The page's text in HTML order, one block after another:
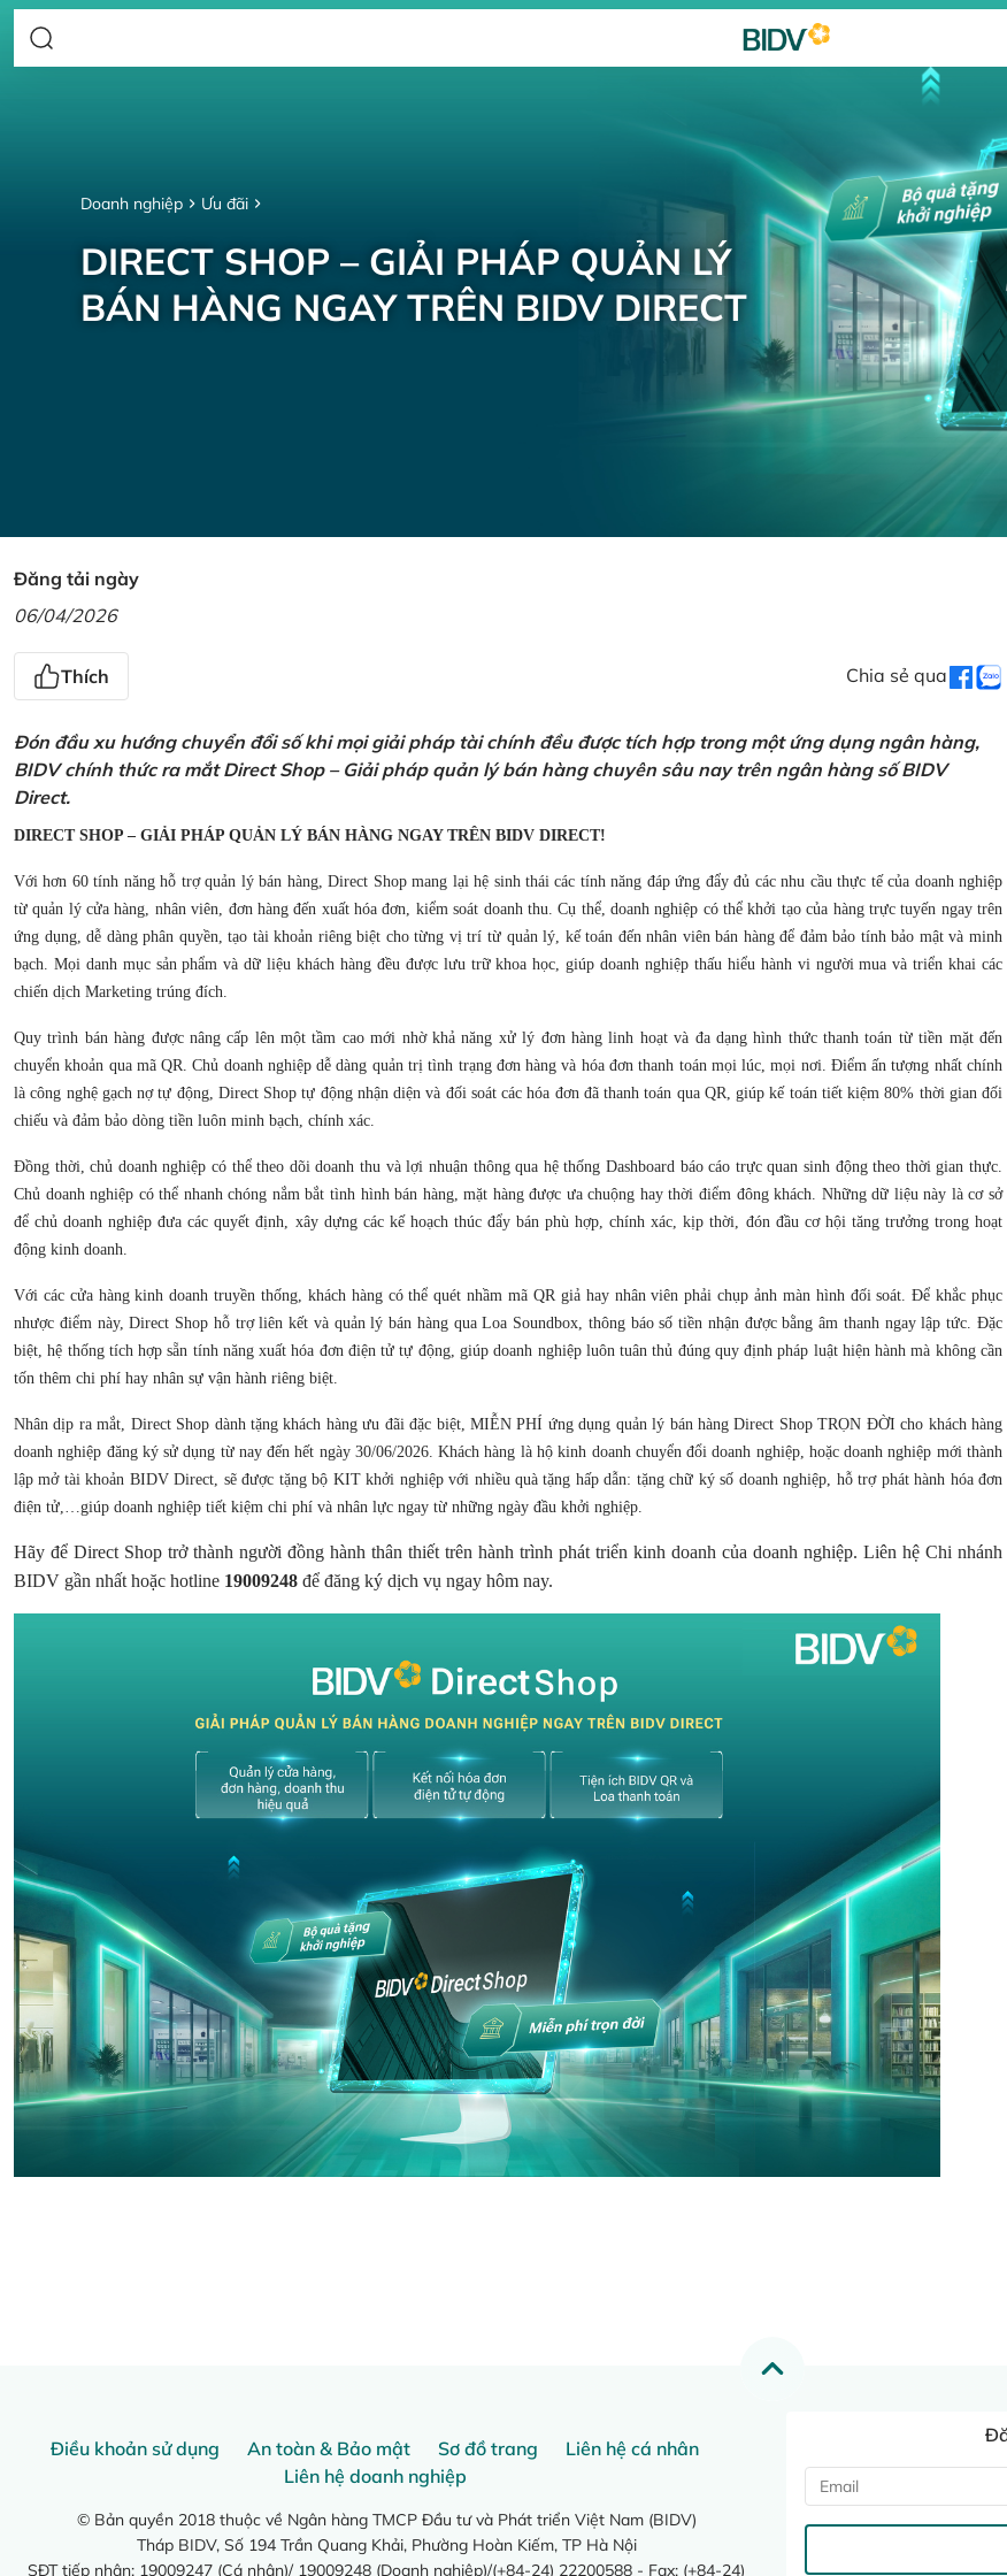
Doanh nghiệp Ưu đãi
DIRECT SHOP – GIẢI PHÁP QUẢN LÝ
BÁN HÀNG NGAY TRÊN BIDV DIRECT
Đăng tải ngày
06/04/2026
Thích Chia sẻ qua
Đón đầu xu hướng chuyển đổi số khi mọi giải pháp tài chính đều được tích hợp trong một ứng dụng ngân hàng,
BIDV chính thức ra mắt Direct Shop – Giải pháp quản lý bán hàng chuyên sâu nay trên ngân hàng số BIDV
Direct.
DIRECT SHOP – GIẢI PHÁP QUẢN LÝ BÁN HÀNG NGAY TRÊN BIDV DIRECT!
Với hơn 60 tính năng hỗ trợ quản lý bán hàng, Direct Shop mang lại hệ sinh thái các tính năng đáp ứng đẩy đủ các nhu cầu thực tế của doanh nghiệp
từ quản lý cửa hàng, nhân viên, đơn hàng đến xuất hóa đơn, kiểm soát doanh thu. Cụ thể, doanh nghiệp có thể khởi tạo của hàng trực tuyến ngay trên
ứng dụng, dễ dàng phân quyền, tạo tài khoản riêng biệt cho từng vị trí từ quản lý, kế toán đến nhân viên bán hàng để đảm bảo tính bảo mật và minh
bạch. Mọi danh mục sản phẩm và dữ liệu khách hàng đều được lưu trữ khoa học, giúp doanh nghiệp thấu hiểu hành vi người mua và triển khai các
chiến dịch Marketing trúng đích.
Quy trình bán hàng được nâng cấp lên một tầm cao mới nhờ khả năng xử lý đơn hàng linh hoạt và đa dạng hình thức thanh toán từ tiền mặt đến
chuyển khoản qua mã QR. Chủ doanh nghiệp dễ dàng quản trị tình trạng đơn hàng và hóa đơn thanh toán mọi lúc, mọi nơi. Điểm ấn tượng nhất chính
là công nghệ gạch nợ tự động, Direct Shop tự động nhận diện và đối soát các hóa đơn đã thanh toán qua QR, giúp kế toán tiết kiệm 80% thời gian đối
chiếu và đảm bảo dòng tiền luôn minh bạch, chính xác.
Đồng thời, chủ doanh nghiệp có thể theo dõi doanh thu và lợi nhuận thông qua hệ thống Dashboard báo cáo trực quan sinh động theo thời gian thực.
Chủ doanh nghiệp có thể nhanh chóng nắm bắt tình hình bán hàng, mặt hàng được ưa chuộng hay thời điểm đông khách. Những dữ liệu này là cơ sở
để chủ doanh nghiệp đưa các quyết định, xây dựng các kế hoạch thúc đẩy bán phù hợp, chính xác, kịp thời, đón đầu cơ hội tăng trưởng trong hoạt
động kinh doanh.
Với các cửa hàng kinh doanh truyền thống, khách hàng có thể quét nhầm mã QR giả hay nhân viên phải chụp ảnh màn hình đối soát. Để khắc phục
nhược điểm này, Direct Shop hỗ trợ liên kết và quản lý bán hàng qua Loa Soundbox, thông báo số tiền nhận được bằng âm thanh ngay lập tức. Đặc
biệt, hệ thống tích hợp sẵn tính năng xuất hóa đơn điện tử tự động, giúp doanh nghiệp luôn tuân thủ đúng quy định pháp luật hiện hành mà không cần
tốn thêm chi phí hay nhân sự vận hành riêng biệt.
Nhân dịp ra mắt, Direct Shop dành tặng khách hàng ưu đãi đặc biệt, MIỄN PHÍ ứng dụng quản lý bán hàng Direct Shop TRỌN ĐỜI cho khách hàng
doanh nghiệp đăng ký sử dụng từ nay đến hết ngày 30/06/2026. Khách hàng là hộ kinh doanh chuyển đổi doanh nghiệp, hoặc doanh nghiệp mới thành
lập mở tài khoản BIDV Direct, sẽ được tặng bộ KIT khởi nghiệp với nhiều quà tặng hấp dẫn: tặng chữ ký số doanh nghiệp, hỗ trợ phát hành hóa đơn
điện tử,…giúp doanh nghiệp tiết kiệm chi phí và nhân lực ngay từ những ngày đầu khởi nghiệp.
Hãy để Direct Shop trở thành người đồng hành thân thiết trên hành trình phát triển kinh doanh của doanh nghiệp. Liên hệ Chi nhánh
BIDV gần nhất hoặc hotline 19009248 để đăng ký dịch vụ ngay hôm nay.
Điều khoản sử dụng An toàn & Bảo mật Sơ đồ trang
Liên hệ cá nhân
Liên hệ doanh nghiệp
© Bản quyền 2018 thuộc về Ngân hàng TMCP Đầu tư và Phát triển Việt Nam (BIDV)
Tháp BIDV, Số 194 Trần Quang Khải, Phường Hoàn Kiếm, TP Hà Nội
SĐT tiếp nhận: 19009247 (Cá nhân)/ 19009248 (Doanh nghiệp)/(+84-24) 22200588 - Fax: (+84-24)